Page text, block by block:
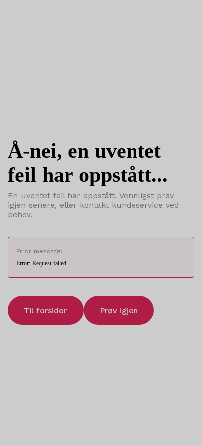
Å-nei, en uventet
feil har oppstått...
En uventet feil har oppstått. Vennligst prøv
igjen senere, eller kontakt kundeservice ved
behov.
Error message:
Error: Request failed
Til forsiden Prøv igjen